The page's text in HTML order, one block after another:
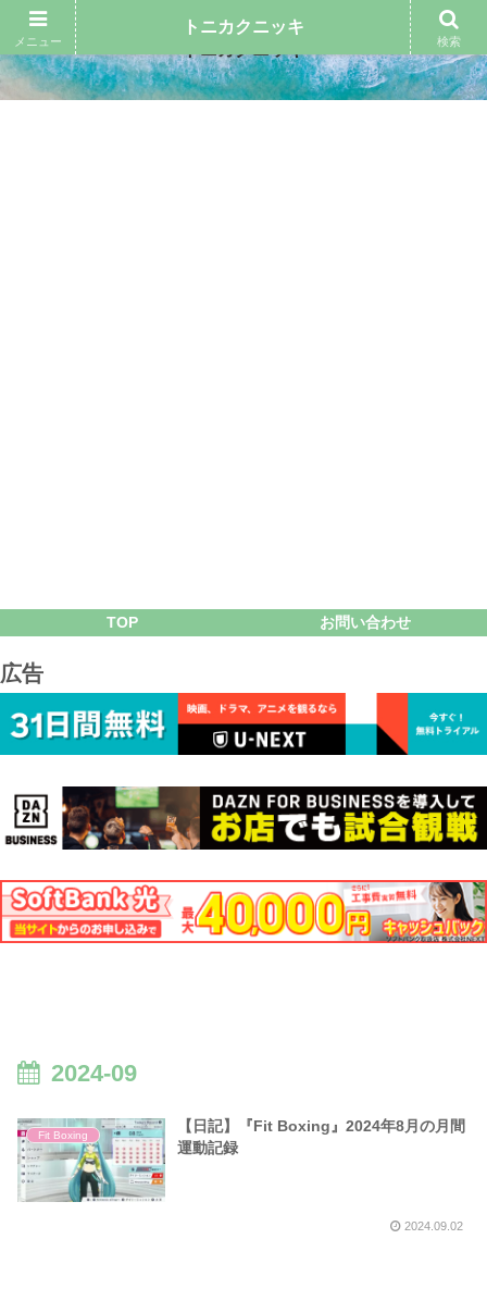
TOP お問い合わせ
広告
2024-09
Fit Boxing
【日記】『Fit Boxing』2024年8月の月間
運動記録
2024.09.02
メニュー
トニカクニッキ
検索